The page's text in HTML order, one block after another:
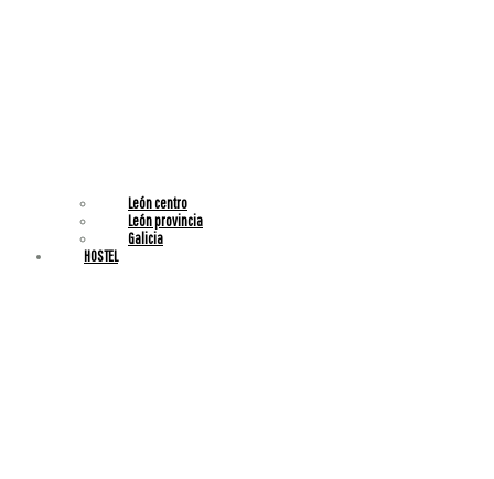
León centro
⁠León provincia
⁠Galicia
HOSTEL